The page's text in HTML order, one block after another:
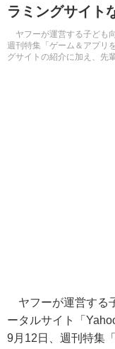
自由研究教材（小学生向け）
ラミングサイト
ヤフーが運営する子ども
週刊特集「ゲーム＆アプリ
グサイトの紹介に加え、先
ヤフーが運営する
ータルサイト「
9月12日、週刊特集